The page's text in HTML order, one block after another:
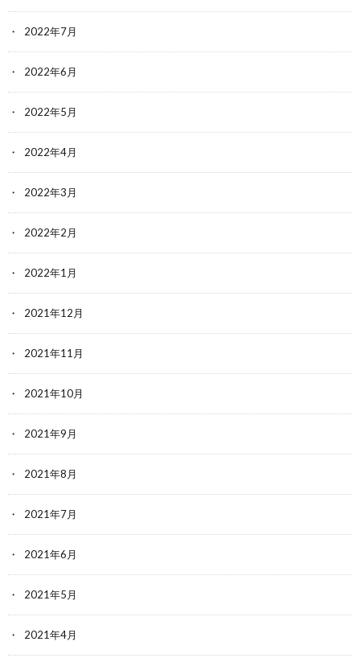
2022年7月
2022年6月
2022年5月
2022年4月
2022年3月
2022年2月
2022年1月
2021年12月
2021年11月
2021年10月
2021年9月
2021年8月
2021年7月
2021年6月
2021年5月
2021年4月